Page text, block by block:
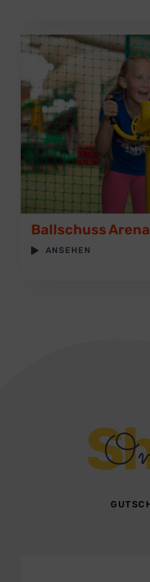
Ballschuss Arena
ANSEHEN